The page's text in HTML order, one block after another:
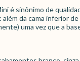
é sinônimo de
da cama inferior de
uma vez que a